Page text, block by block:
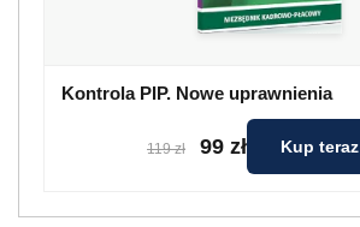
Kontrola PIP. Nowe uprawnienia
119 zł 99 zł Kup teraz